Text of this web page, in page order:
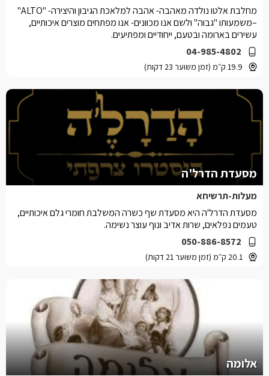
04-985-4802
19.9 ק״מ (זמן משוער 23 דקות)
מחלבת אלטו נולדה מאהבה- אהבה למלאכת הגיבון והיצירה- "ALTO"
–משמעותו "גבוה" ולשם אנו מכוונים- אנו מפתחים מוצרים איכותיים,
עשירים בארומה ובטעם, ייחודיים ומפתיעים.
מסעדת הדרל'ה
מעלות-תרשיחא
050-886-8572
20.1 ק״מ (זמן משוער 21 דקות)
מסעדת הדרל'ה היא מסעדת שף כשרה המשלבת חומרי גלם איכותיים,
טעמים נפלאים, שרות אדיב ונוף עוצר נשימה.
אלומה